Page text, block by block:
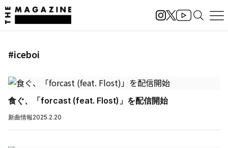
#iceboi
食ぐ、「forcast (feat. Flost)」を配信開始
新曲情報2025.2.20